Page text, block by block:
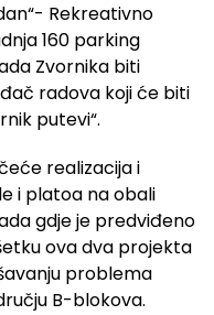
Rekreativno
160 parking
Zvornika biti
radova koji će biti
putevi“.
realizacija i
i platoa na obali
gdje je predviđeno
ova dva projekta
problema
B-blokova.